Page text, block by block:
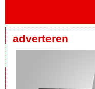
adverteren